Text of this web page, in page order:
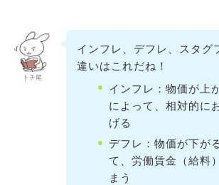
トチ尾
インフレ、デフレ、スタグ
違いはこれだね！
インフレ：物価が上
によって、相対的に
げる
デフレ：物価が下が
て、労働賃金（給料
まう